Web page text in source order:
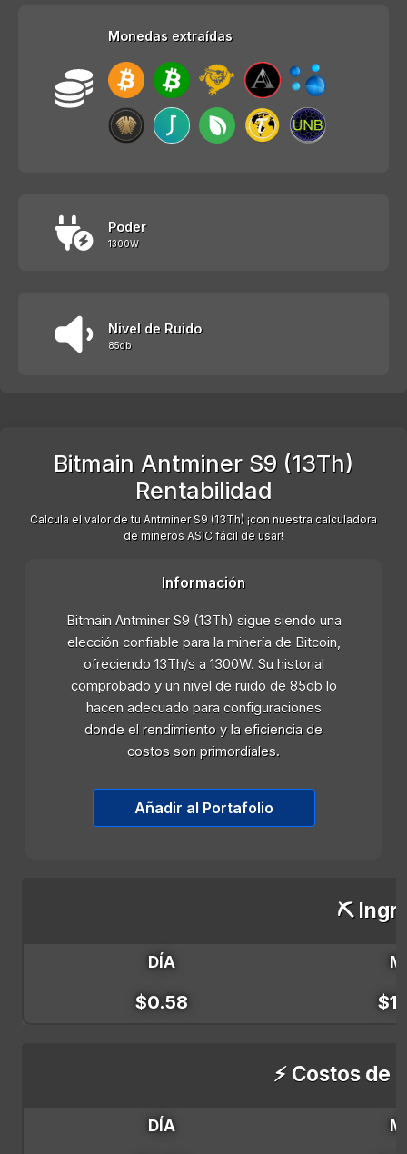
Monedas extraídas
Poder
1300W
Nivel de Ruido
85db
Bitmain Antminer S9 (13Th)
Rentabilidad
Calcula el valor de tu Antminer S9 (13Th) ¡con nuestra calculadora
de mineros ASIC fácil de usar!
Información
Bitmain Antminer S9 (13Th) sigue siendo una
elección confiable para la minería de Bitcoin,
ofreciendo 13Th/s a 1300W. Su historial
comprobado y un nivel de ruido de 85db lo
hacen adecuado para configuraciones
donde el rendimiento y la eficiencia de
costos son primordiales.
Añadir al Portafolio
⛏️
DÍA
$0.58
⚡ Costos de
DÍA